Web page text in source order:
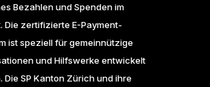
Bezahlen und Spenden im
Die zertifizierte E-Payment-
ist speziell für gemeinnützige
und Hilfswerke entwickelt
Die SP Kanton Zürich und ihre